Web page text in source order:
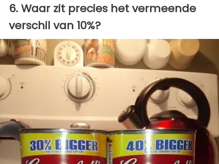
6. Waar zit precies het vermeende
verschil van 10%?